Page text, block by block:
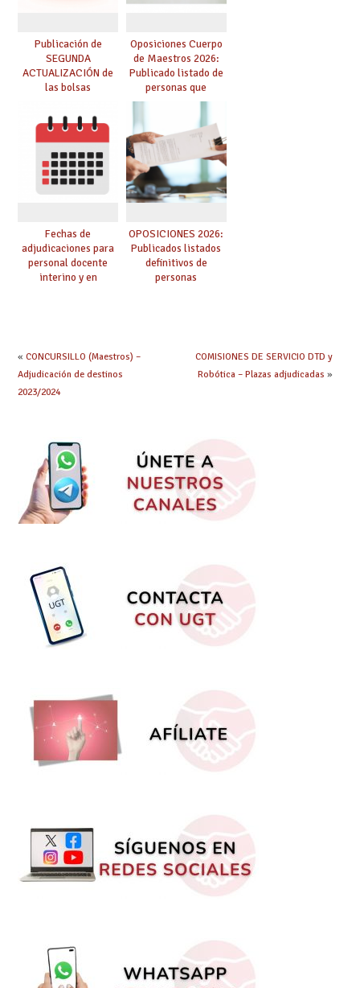
Publicación de
SEGUNDA
ACTUALIZACIÓN de
las bolsas
Cuerpo de Maestros
de especialidades
convocadas a
oposición
Oposiciones Cuerpo
de Maestros 2026:
Publicado listado de
personas que
adquieren nueva
especialidad
Fechas de
adjudicaciones para
personal docente
interino y en
OPOSICIONES 2026:
Publicados listados
definitivos de
personas
« CONCURSILLO (Maestros) –
Adjudicación de destinos
2023/2024
COMISIONES DE SERVICIO DTD y
Robótica – Plazas adjudicadas »